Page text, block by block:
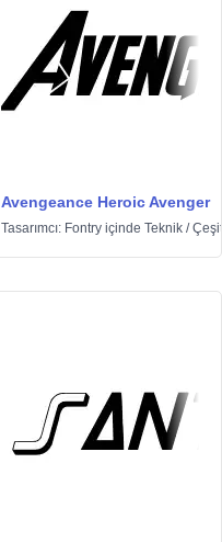
Avengeance Heroic Avenger
Tasarımcı: Fontry içinde Teknik /